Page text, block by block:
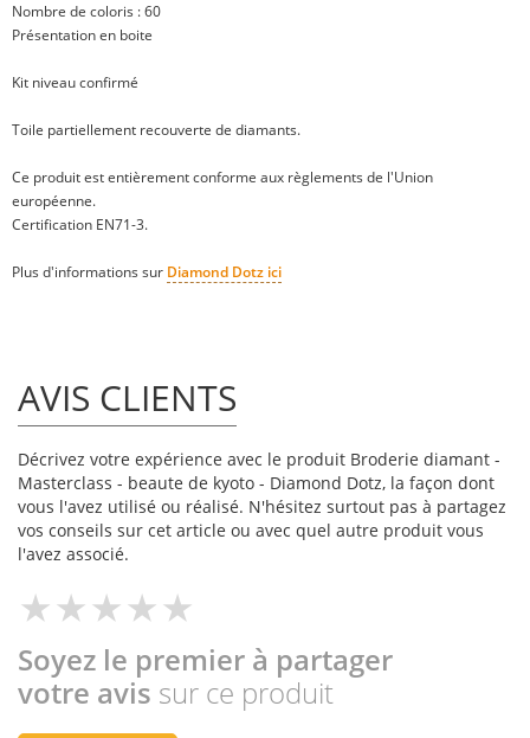
Nombre de coloris : 60
Présentation en boite
Kit niveauconfirmé
Toile partiellement recouverte de diamants.
Ce produit est entièrement conforme aux règlements de l'Union
européenne.
Certification EN71-3.
Plus d'informations sur Diamond Dotz ici
AVIS CLIENTS
Décrivez votre expérience avec le produit Broderie diamant -
Masterclass - beaute de kyoto - Diamond Dotz, la façon dont
vous l'avez utilisé ou réalisé. N'hésitez surtout pas à partagez
vos conseils sur cet article ou avec quel autre produit vous
l'avez associé.
Soyez le premier à partager
votre avis sur ce produit